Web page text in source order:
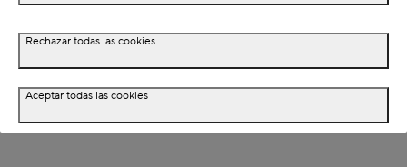
Detalles del producto
Descripción
Rechazar todas las cookies
Aceptar todas las cookies